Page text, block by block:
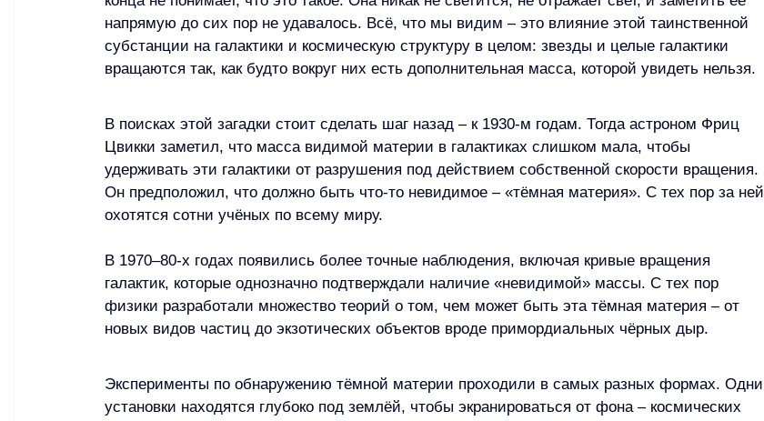
напрямую до сих пор не удавалось. Всё, что мы видим – это влияние этой таинственной
субстанции на галактики и космическую структуру в целом: звезды и целые галактики
вращаются так, как будто вокруг них есть дополнительная масса, которой увидеть нельзя.
В поисках этой загадки стоит сделать шаг назад – к 1930-м годам. Тогда астроном Фриц
Цвикки заметил, что масса видимой материи в галактиках слишком мала, чтобы
удерживать эти галактики от разрушения под действием собственной скорости вращения.
Он предположил, что должно быть что-то невидимое – «тёмная материя». С тех пор за ней
охотятся сотни учёных по всему миру.
В 1970–80-х годах появились более точные наблюдения, включая кривые вращения
галактик, которые однозначно подтверждали наличие «невидимой» массы. С тех пор
физики разработали множество теорий о том, чем может быть эта тёмная материя – от
новых видов частиц до экзотических объектов вроде примордиальных чёрных дыр.
Эксперименты по обнаружению тёмной материи проходили в самых разных формах. Одни
установки находятся глубоко под землёй, чтобы экранироваться от фона – космических